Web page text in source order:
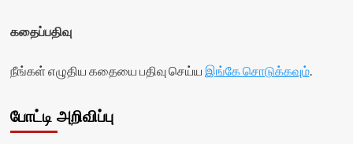
கதைப்பதிவு
நீங்கள் எழுதிய கதையை பதிவு செய்ய இங்கே சொடுக்கவும்.
போட்டி அறிவிப்பு